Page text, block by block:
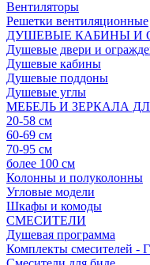
Вентиляторы
Решетки вентиляционные
ДУШЕВЫЕ КАБИНЫ И
Душевые двери и
Душевые кабины
Душевые поддоны
Душевые углы
МЕБЕЛЬ И ЗЕРКАЛА
20-58 см
60-69 см
70-95 см
более 100 см
Колонны и полуколонны
Угловые модели
Шкафы и комоды
СМЕСИТЕЛИ
Душевая программа
Комплекты